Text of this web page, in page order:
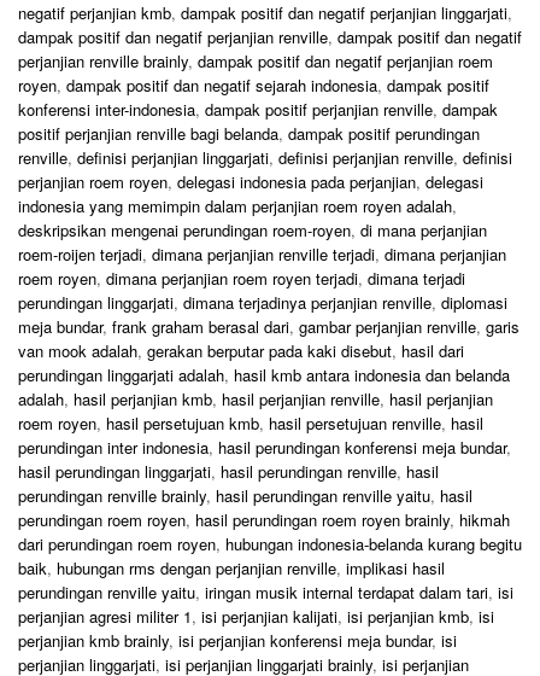
negatif perjanjian kmb, dampak positif dan negatif perjanjian linggarjati,
dampak positif dan negatif perjanjian renville, dampak positif dan negatif
perjanjian renville brainly, dampak positif dan negatif perjanjian roem
royen, dampak positif dan negatif sejarah indonesia, dampak positif
konferensi inter-indonesia, dampak positif perjanjian renville, dampak
positif perjanjian renville bagi belanda, dampak positif perundingan
renville, definisi perjanjian linggarjati, definisi perjanjian renville, definisi
perjanjian roem royen, delegasi indonesia pada perjanjian, delegasi
indonesia yang memimpin dalam perjanjian roem royen adalah,
deskripsikan mengenai perundingan roem-royen, di mana perjanjian
roem-roijen terjadi, dimana perjanjian renville terjadi, dimana perjanjian
roem royen, dimana perjanjian roem royen terjadi, dimana terjadi
perundingan linggarjati, dimana terjadinya perjanjian renville, diplomasi
meja bundar, frank graham berasal dari, gambar perjanjian renville, garis
van mook adalah, gerakan berputar pada kaki disebut, hasil dari
perundingan linggarjati adalah, hasil kmb antara indonesia dan belanda
adalah, hasil perjanjian kmb, hasil perjanjian renville, hasil perjanjian
roem royen, hasil persetujuan kmb, hasil persetujuan renville, hasil
perundingan inter indonesia, hasil perundingan konferensi meja bundar,
hasil perundingan linggarjati, hasil perundingan renville, hasil
perundingan renville brainly, hasil perundingan renville yaitu, hasil
perundingan roem royen, hasil perundingan roem royen brainly, hikmah
dari perundingan roem royen, hubungan indonesia-belanda kurang begitu
baik, hubungan rms dengan perjanjian renville, implikasi hasil
perundingan renville yaitu, iringan musik internal terdapat dalam tari, isi
perjanjian agresi militer 1, isi perjanjian kalijati, isi perjanjian kmb, isi
perjanjian kmb brainly, isi perjanjian konferensi meja bundar, isi
perjanjian linggarjati, isi perjanjian linggarjati brainly, isi perjanjian